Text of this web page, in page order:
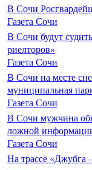
В Сочи
Газета Сочи
В Сочи будут
риелторов»
Газета Сочи
В Сочи на месте
муниципальная
Газета Сочи
В Сочи мужчина
ложной
Газета Сочи
На трассе «Джубга